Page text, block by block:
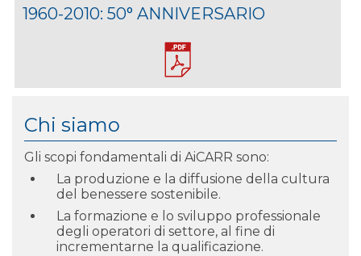
Chi siamo
Gli scopi fondamentali di AiCARR sono:
La produzione e la diffusione della cultura
del benessere sostenibile.
La formazione e lo sviluppo professionale
degli operatori di settore, al fine di
incrementarne la qualificazione.
1960-2010: 50° ANNIVERSARIO